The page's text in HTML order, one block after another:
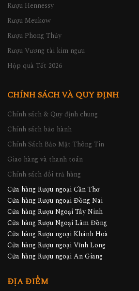
Rượu Hennessy
Rượu Meukow
Rượu Phong Thủy
Rượu Vương tài kim ngưu
Hộp quà Tết 2026
CHÍNH SÁCH VÀ QUY ĐỊNH
Chính sách & Quy định chung
Chính sách bảo hành
Chính Sách Bảo Mật Thông Tin
Giao hàng và thanh toán
Chính sách đổi trả hàng
Cửa hàng Rượu ngoại Cần Thơ
Cửa hàng Rượu ngoại Đồng Nai
Cửa hàng Rượu Ngoại Tây Ninh
Cửa hàng Rượu Ngoại Lâm Đồng
Cửa hàng Rượu ngoại Khánh Hoà
Cửa hàng Rượu ngoại Vĩnh Long
Cửa hàng Rượu ngoại An Giang
ĐỊA ĐIỂM